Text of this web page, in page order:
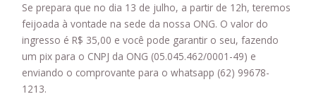
Se prepara que no dia 13 de julho, a partir de 12h, teremos
feijoada à vontade na sede da nossa ONG. O valor do
ingresso é R$ 35,00 e você pode garantir o seu, fazendo
um pix para o CNPJ da ONG (05.045.462/0001-49) e
enviando o comprovante para o whatsapp (62) 99678-
1213.